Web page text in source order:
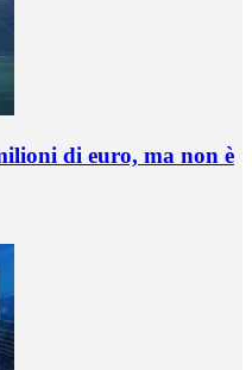
di euro, ma non è